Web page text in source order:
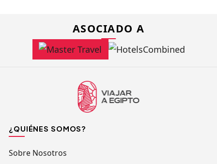
ASOCIADO A
¿QUIÉNES SOMOS?
Sobre Nosotros